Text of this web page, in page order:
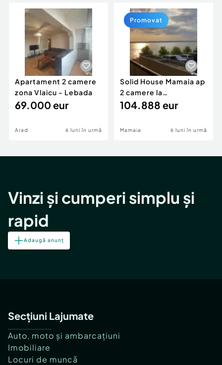
Servicii
Animale de companie
Afaceri și echipamente profesionale
Inchiriere Bunuri si Vehicule
Utilaje agricole si industriale
Piese auto si accesorii
Dacia Duster
Apartament 2 camere
zona Vlaicu - Lebada
69.000 eur
Arad 6 luni în urmă
Solid House Mamaia ap
2 camere la
cheie,langa Mega
104.888 eur
Mamaia 6 luni în urmă
Promovat
Vinzi și cumperi simplu și
rapid
Adaugă anunț
Secțiuni Lajumate
Auto, moto și ambarcațiuni
Imobiliare
Locuri de muncă